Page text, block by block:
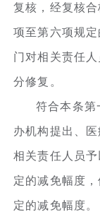
复核，经复核
项至第六项规
门对相关责任
分修复。
符合本条第
办机构提出、
相关责任人员
定的减免幅度
定的减免幅度。